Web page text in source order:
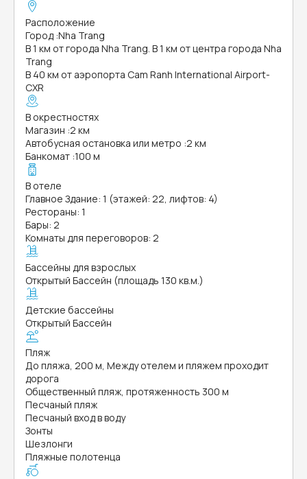
Расположение
Город :Nha Trang
В 1 км от города Nha Trang. В 1 км от центра города Nha
Trang
В 40 км от аэропорта Cam Ranh International Airport-
CXR
В окрестностях
Магазин :2 км
Автобусная остановка или метро :2 км
Банкомат :100 м
В отеле
Главное Здание: 1 (этажей: 22, лифтов: 4)
Рестораны: 1
Бары: 2
Комнаты для переговоров: 2
Бассейны для взрослых
Открытый Бассейн (площадь 130 кв.м.)
Детские бассейны
Открытый Бассейн
Пляж
До пляжа, 200 м, Между отелем и пляжем проходит
дорога
Общественный пляж, протяженность 300 м
Песчаный пляж
Песчаный вход в воду
Зонты
Шезлонги
Пляжные полотенца